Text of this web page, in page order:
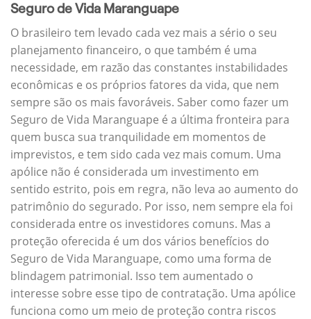
Seguro de Vida Maranguape
O brasileiro tem levado cada vez mais a sério o seu
planejamento financeiro, o que também é uma
necessidade, em razão das constantes instabilidades
econômicas e os próprios fatores da vida, que nem
sempre são os mais favoráveis. Saber como fazer um
Seguro de Vida Maranguape é a última fronteira para
quem busca sua tranquilidade em momentos de
imprevistos, e tem sido cada vez mais comum. Uma
apólice não é considerada um investimento em
sentido estrito, pois em regra, não leva ao aumento do
patrimônio do segurado. Por isso, nem sempre ela foi
considerada entre os investidores comuns. Mas a
proteção oferecida é um dos vários benefícios do
Seguro de Vida Maranguape, como uma forma de
blindagem patrimonial. Isso tem aumentado o
interesse sobre esse tipo de contratação. Uma apólice
funciona como um meio de proteção contra riscos